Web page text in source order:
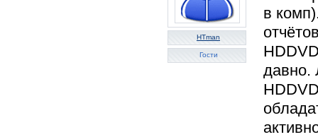
HTman
Гости
в
давно.